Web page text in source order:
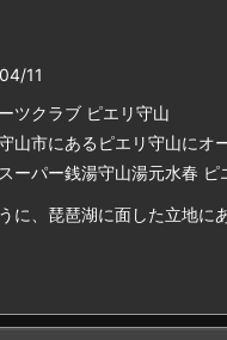
11
ツクラブ ピエリ守山
山市にあるピエリ守山にオ
ーパー銭湯守山湯元水春 ピ
に、琵琶湖に面した立地に